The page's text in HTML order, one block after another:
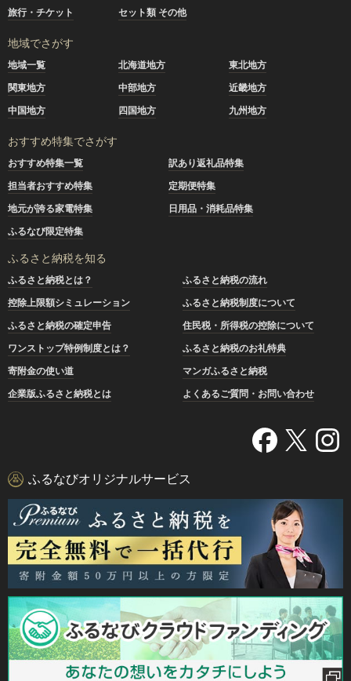
旅行・チケット
セット類 その他
地域でさがす
地域一覧 北海道地方
東北地方
関東地方
中部地方
近畿地方
中国地方
四国地方 九州地方
おすすめ特集でさがす
おすすめ特集一覧
訳あり返礼品特集
担当者おすすめ特集
定期便特集
地元が誇る家電特集
日用品・消耗品特集
ふるなび限定特集
ふるさと納税を知る
ふるさと納税とは？
ふるさと納税の流れ
控除上限額シミュレーション
ふるさと納税制度について
ふるさと納税の確定申告
住民税・所得税の控除について
ワンストップ特例制度とは？
ふるさと納税のお礼特典
寄附金の使い道
マンガふるさと納税
企業版ふるさと納税とは
よくあるご質問・お問い合わせ
ふるなびオリジナルサービス